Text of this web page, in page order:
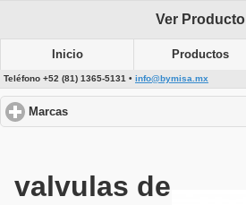
Ver Producto
Inicio Productos
Teléfono +52 (81) 1365-5131 • info@bymisa.mx
Marcas
valvulas de